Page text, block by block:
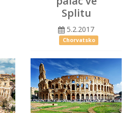
Splitu
5.2.2017
Chorvatsko